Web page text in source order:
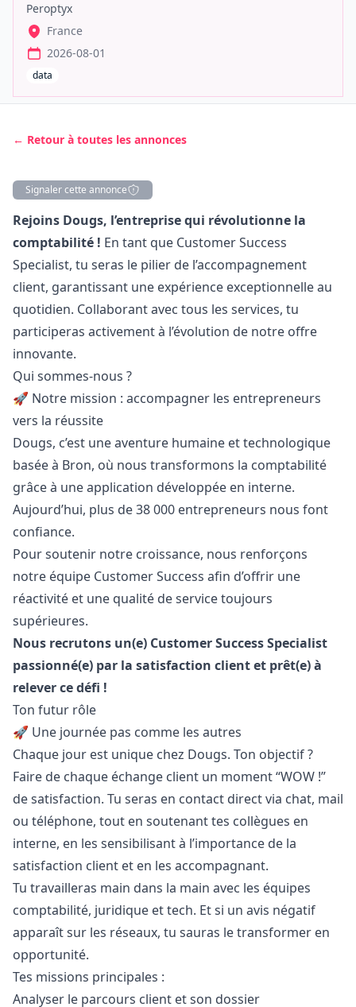
Peroptyx
France
2026-08-01
data
← Retour à toutes les annonces
Signaler cette annonce
Description
Rejoins Dougs, l’entreprise qui révolutionne la
comptabilité ! En tant que Customer Success
Specialist, tu seras le pilier de l’accompagnement
client, garantissant une expérience exceptionnelle au
quotidien. Collaborant avec tous les services, tu
participeras activement à l’évolution de notre offre
innovante.
Qui sommes-nous ?
🚀 Notre mission : accompagner les entrepreneurs
vers la réussite
Dougs, c’est une aventure humaine et technologique
basée à Bron, où nous transformons la comptabilité
grâce à une application développée en interne.
Aujourd’hui, plus de 38 000 entrepreneurs nous font
confiance.
Pour soutenir notre croissance, nous renforçons
notre équipe Customer Success afin d’offrir une
réactivité et une qualité de service toujours
supérieures.
Nous recrutons un(e) Customer Success Specialist
passionné(e) par la satisfaction client et prêt(e) à
relever ce défi !
Ton futur rôle
🚀 Une journée pas comme les autres
Chaque jour est unique chez Dougs. Ton objectif ?
Faire de chaque échange client un moment “WOW !”
de satisfaction. Tu seras en contact direct via chat, mail
ou téléphone, tout en soutenant tes collègues en
interne, en les sensibilisant à l’importance de la
satisfaction client et en les accompagnant.
Tu travailleras main dans la main avec les équipes
comptabilité, juridique et tech. Et si un avis négatif
apparaît sur les réseaux, tu sauras le transformer en
opportunité.
Tes missions principales :
Analyser le parcours client et son dossier